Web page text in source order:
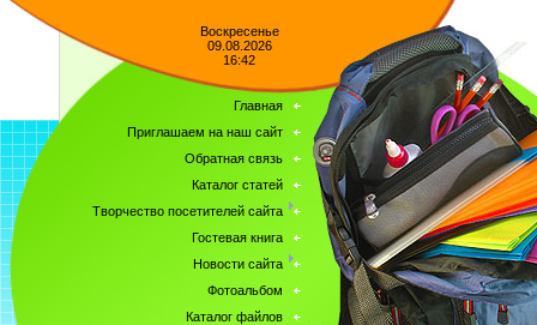
Воскресенье
09.08.2026
16:42
Главная
Приглашаем на наш сайт
Обратная связь
Каталог статей
Творчество посетителей сайта
Гостевая книга
Новости сайта
Фотоальбом
Каталог файлов